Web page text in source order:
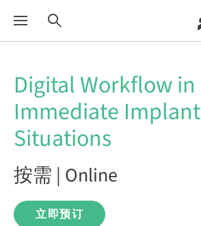
Digital Workflow in
Immediate Implant
Situations
按需 | Online
立即预订